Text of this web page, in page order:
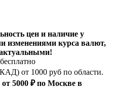
цен и наличие у
изменениями курса валют,
от 1000 руб по области.
от 5000 ₽ по Москве в